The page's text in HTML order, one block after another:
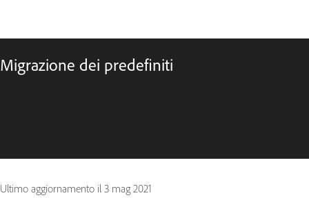
Migrazione dei predefiniti
Ultimo aggiornamento il 3 mag 2021